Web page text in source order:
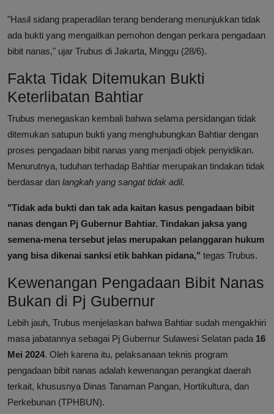
"Hasil sidang praperadilan terang benderang menunjukkan tidak
ada bukti yang mengaitkan pemohon dengan perkara pengadaan
bibit nanas," ujar Trubus di Jakarta, Minggu (28/6).
Fakta Tidak Ditemukan Bukti
Keterlibatan Bahtiar
Trubus menegaskan kembali bahwa selama persidangan tidak
ditemukan satupun bukti yang menghubungkan Bahtiar dengan
proses pengadaan bibit nanas yang menjadi objek penyidikan.
Menurutnya, tuduhan terhadap Bahtiar merupakan tindakan tidak
berdasar dan langkah yang sangat tidak adil.
"Tidak ada bukti dan tak ada kaitan kasus pengadaan bibit
nanas dengan Pj Gubernur Bahtiar. Tindakan jaksa yang
semena-mena tersebut jelas merupakan pelanggaran hukum
yang bisa dikenai sanksi etik bahkan pidana," tegas Trubus.
Kewenangan Pengadaan Bibit Nanas
Bukan di Pj Gubernur
Lebih jauh, Trubus menjelaskan bahwa Bahtiar sudah mengakhiri
masa jabatannya sebagai Pj Gubernur Sulawesi Selatan pada 16
Mei 2024. Oleh karena itu, pelaksanaan teknis program
pengadaan bibit nanas adalah kewenangan perangkat daerah
terkait, khususnya Dinas Tanaman Pangan, Hortikultura, dan
Perkebunan (TPHBUN).